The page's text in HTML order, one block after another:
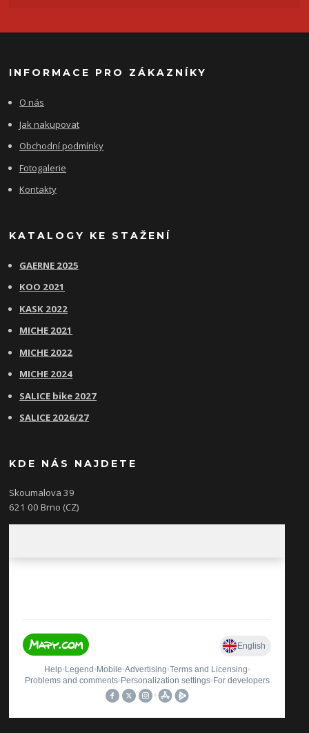
INFORMACE PRO ZÁKAZNÍKY
O nás
Jak nakupovat
Obchodní podmínky
Fotogalerie
Kontakty
KATALOGY KE STAŽENÍ
GAERNE 2025
KOO 2021
KASK 2022
MICHE 2021
MICHE 2022
MICHE 2024
SALICE bike 2027
SALICE 2026/27
KDE NÁS NAJDETE
Skoumalova 39
621 00 Brno (CZ)